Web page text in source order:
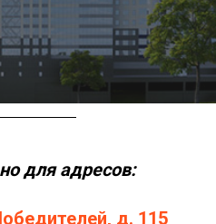
для адресов:
д. 115